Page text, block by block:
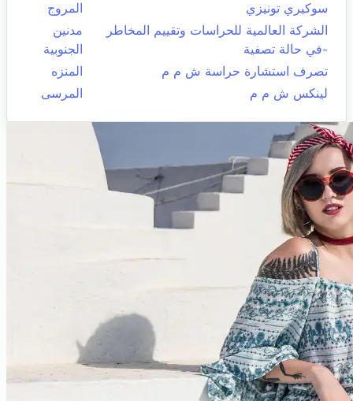
سوكيري تونيزي
المروج
الشركة العالمية للحراسات وتقييم المخاطر
-في حالة تصفية
مدنين
الجنوبية
تصرف استشارة حراسة ش م م
المنزه
لينكس ش م م
المرسى